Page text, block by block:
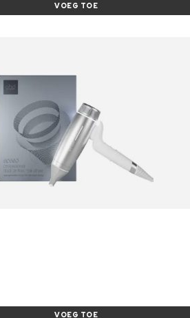
VOEG TOE
VOEG TOE